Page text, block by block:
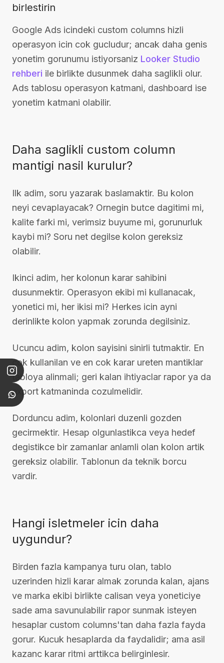
birlestirin
Google Ads icindeki custom columns hizli
operasyon icin cok gucludur; ancak daha genis
yonetim gorunumu istiyorsaniz Looker Studio
rehberi ile birlikte dusunmek daha saglikli olur.
Ads tablosu operasyon katmani, dashboard ise
yonetim katmani olabilir.
Daha saglikli custom column
mantigi nasil kurulur?
Ilk adim, soru yazarak baslamaktir. Bu kolon
neyi cevaplayacak? Ornegin butce dagitimi mi,
kalite farki mi, verimsiz buyume mi, gorunurluk
kaybi mi? Soru net degilse kolon gereksiz
olabilir.
Ikinci adim, her kolonun karar sahibini
dusunmektir. Operasyon ekibi mi kullanacak,
yonetici mi, her ikisi mi? Herkes icin ayni
derinlikte kolon yapmak zorunda degilsiniz.
Ucuncu adim, kolon sayisini sinirli tutmaktir. En
cok kullanilan ve en cok karar ureten mantiklar
tabloya alinmali; geri kalan ihtiyaclar rapor ya da
export katmaninda cozulmelidir.
Dorduncu adim, kolonlari duzenli gozden
gecirmektir. Hesap olgunlastikca veya hedef
degistikce bir zamanlar anlamli olan kolon artik
gereksiz olabilir. Tablonun da teknik borcu
vardir.
Hangi isletmeler icin daha
uygundur?
Birden fazla kampanya turu olan, tablo
uzerinden hizli karar almak zorunda kalan, ajans
ve marka ekibi birlikte calisan veya yoneticiye
sade ama savunulabilir rapor sunmak isteyen
hesaplar custom columns'tan daha fazla fayda
gorur. Kucuk hesaplarda da faydalidir; ama asil
kazanc karar ritmi arttikca belirginlesir.